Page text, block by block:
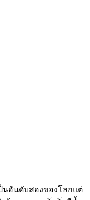
อันดับสองของโลกแต่